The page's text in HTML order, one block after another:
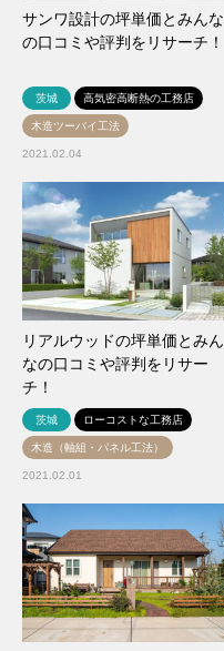
サンワ設計の坪単価とみんな
の口コミや評判をリサーチ！
茨城 高気密高断熱の工務店
木造ツーバイ工法
2021.02.04
リアルウッドの坪単価とみん
なの口コミや評判をリサー
チ！
茨城 ローコストな工務店
木造（軸組・パネル工法）
2021.02.01